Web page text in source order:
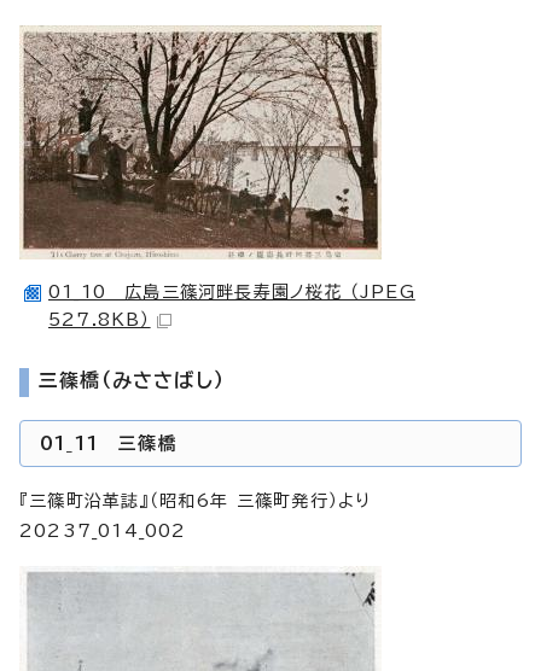
01_10 広島三篠河畔長寿園ノ桜花 （JPEG
527.8KB）
三篠橋（みささばし）
01_11 三篠橋
『三篠町沿革誌』（昭和6年 三篠町発行）より
20237_014_002